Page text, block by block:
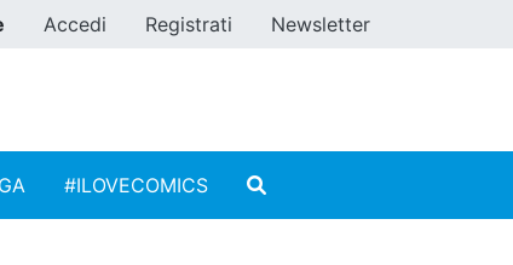
Accedi Registrati Newsletter
#ILOVECOMICS